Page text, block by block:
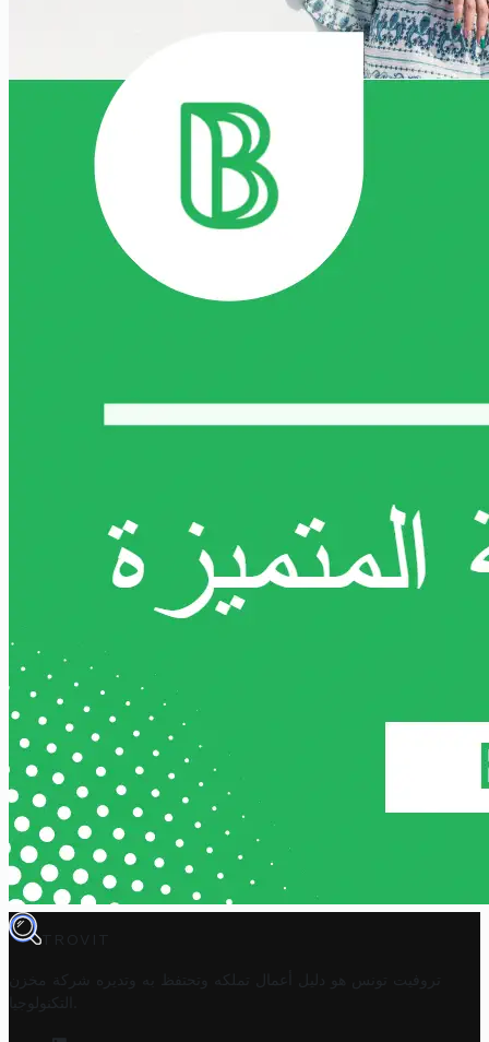
TROVIT
تروفيت تونس هو دليل أعمال تملكه وتحتفظ به وتديره
شركة مخزن
التكنولوجيا